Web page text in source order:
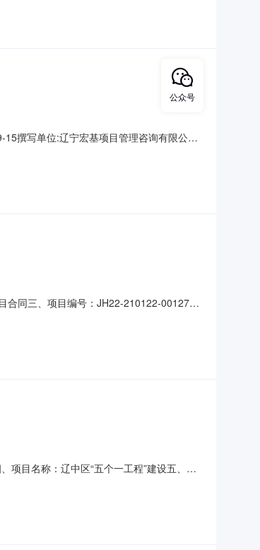
撰写单位:辽宁宏基项目管理咨询有限公司
元）四、主要标的信息
合同三、项目编号：JH22-210122-00127
：
项目名称：辽中区“五个一工程”建设五、合
务要求）：SS
公众号